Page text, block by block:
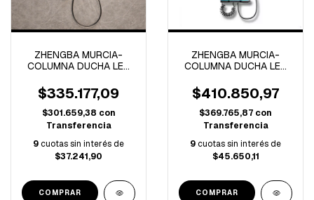
ZHENGBA MURCIA-
COLUMNA DUCHA LED
AJUSTABLE GREY-
4150B-
$335.177,09
$301.659,38 con
Transferencia
9cuotas sin interés de
$37.241,90
ZHENGBA MURCIA-
COLUMNA DUCHA LED
GREY-4131-
$410.850,97
$369.765,87 con
Transferencia
9cuotas sin interés de
$45.650,11